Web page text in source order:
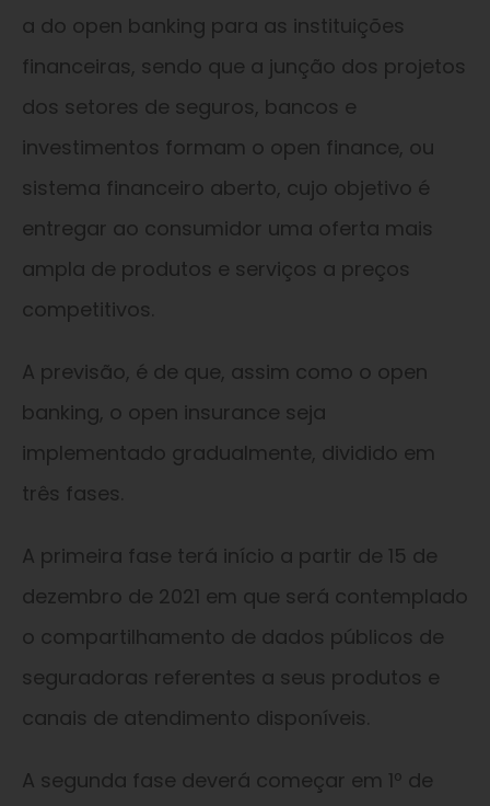
a do open banking para as instituições
financeiras, sendo que a junção dos projetos
dos setores de seguros, bancos e
investimentos formam o open finance, ou
sistema financeiro aberto, cujo objetivo é
entregar ao consumidor uma oferta mais
ampla de produtos e serviços a preços
competitivos.
A previsão, é de que, assim como o open
banking, o open insurance seja
implementado gradualmente, dividido em
três fases.
A primeira fase terá início a partir de 15 de
dezembro de 2021 em que será contemplado
o compartilhamento de dados públicos de
seguradoras referentes a seus produtos e
canais de atendimento disponíveis.
A segunda fase deverá começar em 1º de